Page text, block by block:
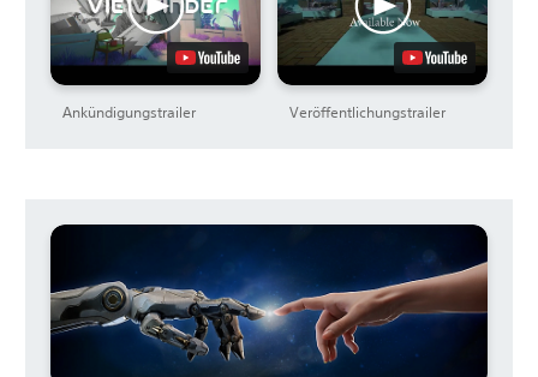
Ankündigungstrailer Veröffentlichungstrailer